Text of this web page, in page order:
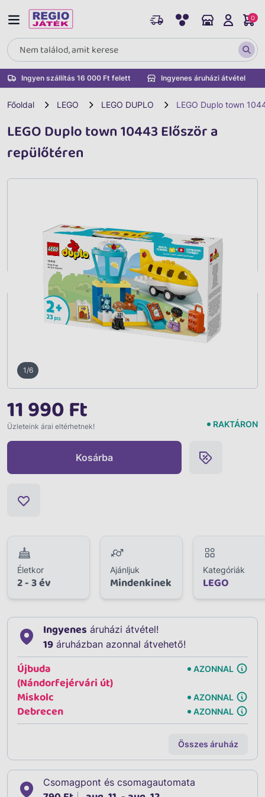
Ingyen szállítás 16 000 Ft felett Ingyenes áruházi átvétel
0
Főoldal LEGO LEGO DUPLO LEGO Duplo town
LEGO Duplo town 10443 Először a
repülőtéren
Vissza
1/6
11 990 Ft
Üzleteink árai eltérhetnek! RAKTÁRON
Kosárba
Életkor
2 - 3 év
Ajánljuk
Mindenkinek
Kategóriák
LEGO
Ingyenes áruházi átvétel!
19 áruházban azonnal átvehető!
Újbuda
(Nándorfejérvári út)
AZONNAL
Miskolc AZONNAL
Debrecen AZONNAL
Összes áruház
Csomagpont és csomagautomata